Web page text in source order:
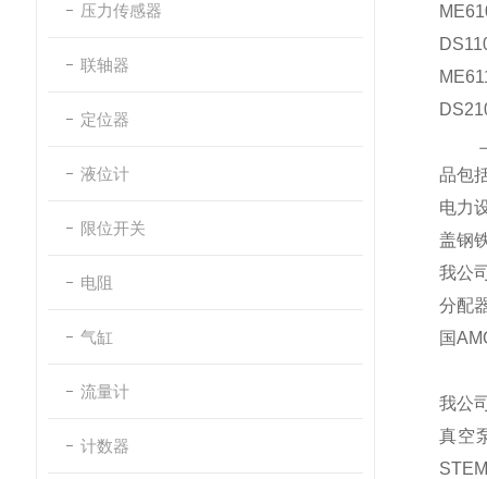
压力传感器
联轴器
定位器
液位计
限位开关
电阻
气缸
流量计
计数器
品包
电力
盖钢
我公
分配
国
我公
真空